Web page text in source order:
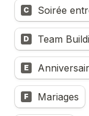
C Soirée
D Team
E
F Mariages